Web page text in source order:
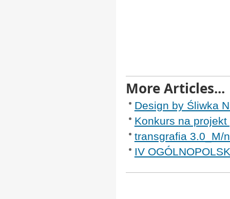
More Articles...
Design by Śliwka
Konkurs na
transgrafia 3.0_M/
IV